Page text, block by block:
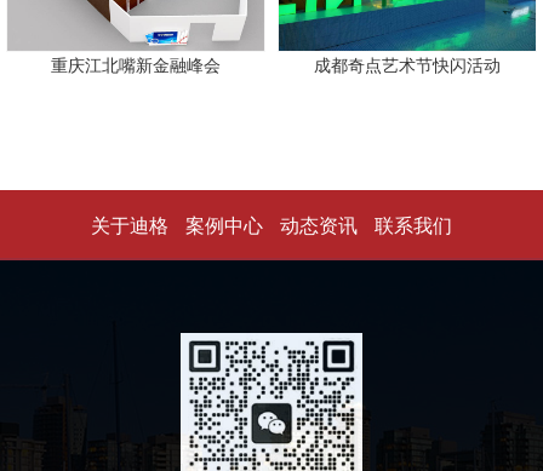
重庆江北嘴新金融峰会 成都奇点艺术节快闪活动
关于迪格 案例中心 动态资讯 联系我们